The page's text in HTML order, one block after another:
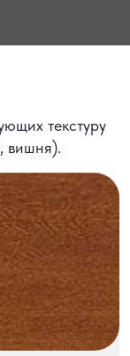
текстуру
вишня).